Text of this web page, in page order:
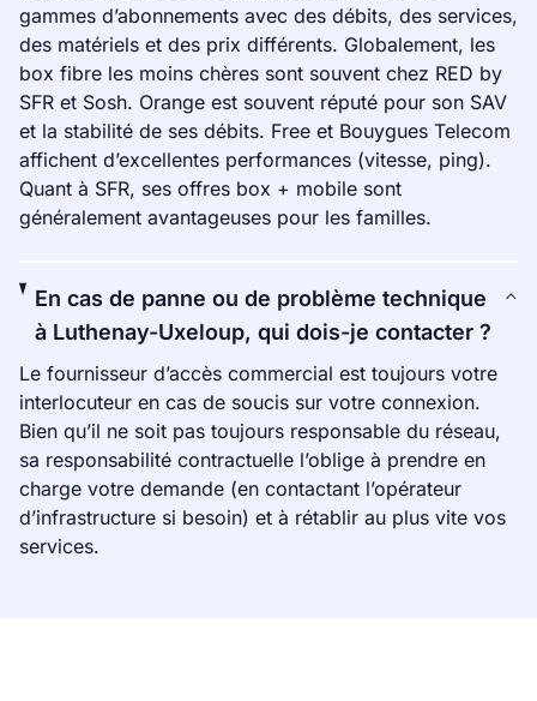
gammes d’abonnements avec des débits, des services,
des matériels et des prix différents. Globalement, les
box fibre les moins chères sont souvent chez RED by
SFR et Sosh. Orange est souvent réputé pour son SAV
et la stabilité de ses débits. Free et Bouygues Telecom
affichent d’excellentes performances (vitesse, ping).
Quant à SFR, ses offres box + mobile sont
généralement avantageuses pour les familles.
En cas de panne ou de problème technique
à Luthenay-Uxeloup, qui dois-je contacter ?
Le fournisseur d’accès commercial est toujours votre
interlocuteur en cas de soucis sur votre connexion.
Bien qu’il ne soit pas toujours responsable du réseau,
sa responsabilité contractuelle l’oblige à prendre en
charge votre demande (en contactant l’opérateur
d’infrastructure si besoin) et à rétablir au plus vite vos
services.